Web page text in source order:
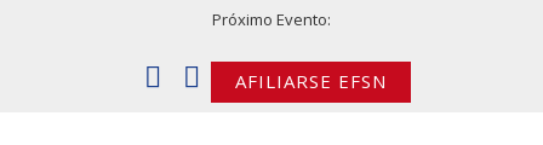
Próximo Evento:
AFILIARSE EFSN